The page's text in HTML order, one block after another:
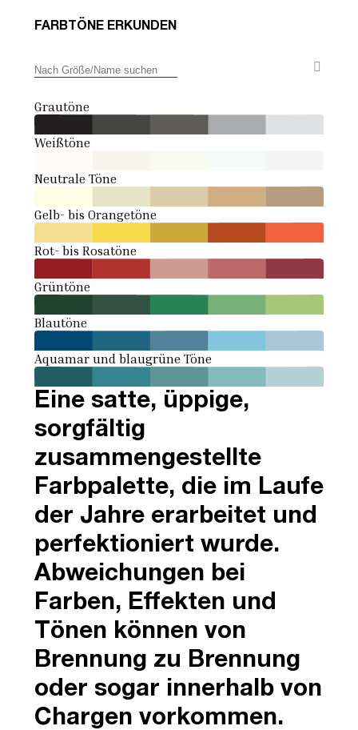
FARBTÖNE ERKUNDEN
Grautöne
Weißtöne
Neutrale Töne
Gelb- bis Orangetöne
Rot- bis Rosatöne
Grüntöne
Blautöne
Aquamar und blaugrüne Töne
Eine satte, üppige,
sorgfältig
zusammengestellte
Farbpalette, die im Laufe
der Jahre erarbeitet und
perfektioniert wurde.
Abweichungen bei
Farben, Effekten und
Tönen können von
Brennung zu Brennung
oder sogar innerhalb von
Chargen vorkommen.